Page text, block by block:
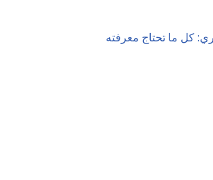
كل ما تحتاج معرفته